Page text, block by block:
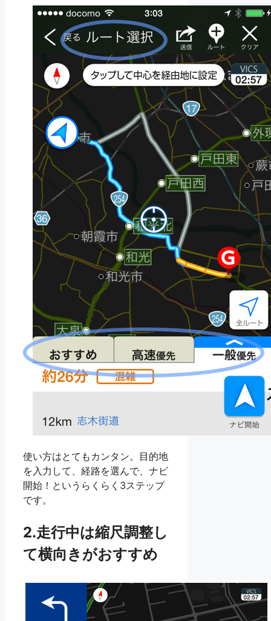
使い方はとてもカンタン。目的地
を入力して、経路を選んで、ナビ
開始！というらくらく3ステップ
です。
2.走行中は縮尺調整し
て横向きがおすすめ